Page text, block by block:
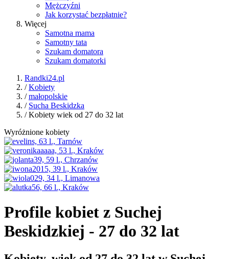
Mężczyźni
Jak korzystać bezpłatnie?
Więcej
Samotna mama
Samotny tata
Szukam domatora
Szukam domatorki
Randki24.pl
/Kobiety
/małopolskie
/ Sucha Beskidzka
/ Kobiety wiek od 27 do 32 lat
Wyróżnione kobiety
Profile kobiet z Suchej
Beskidzkiej - 27 do 32 lat